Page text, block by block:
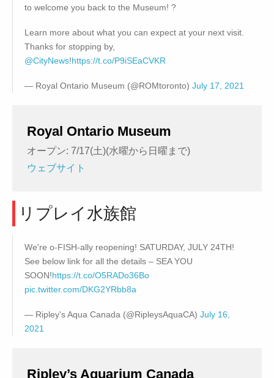
to welcome you back to the Museum! ?
Learn more about what you can expect at your next visit.
Thanks for stopping by,
@CityNews!https://t.co/P9iSEaCVKR
— Royal Ontario Museum (@ROMtoronto) July 17, 2021
Royal Ontario Museum
オープン: 7/17(土)(水曜から日曜まで)
ウェブサイト
リプレイ水族館
We're o-FISH-ally reopening! SATURDAY, JULY 24TH!
See below link for all the details – SEA YOU
SOON!https://t.co/O5RADo36Bo
pic.twitter.com/DKG2YRbb8a
— Ripley's Aqua Canada (@RipleysAquaCA) July 16,
2021
Ripley’s Aquarium Canada